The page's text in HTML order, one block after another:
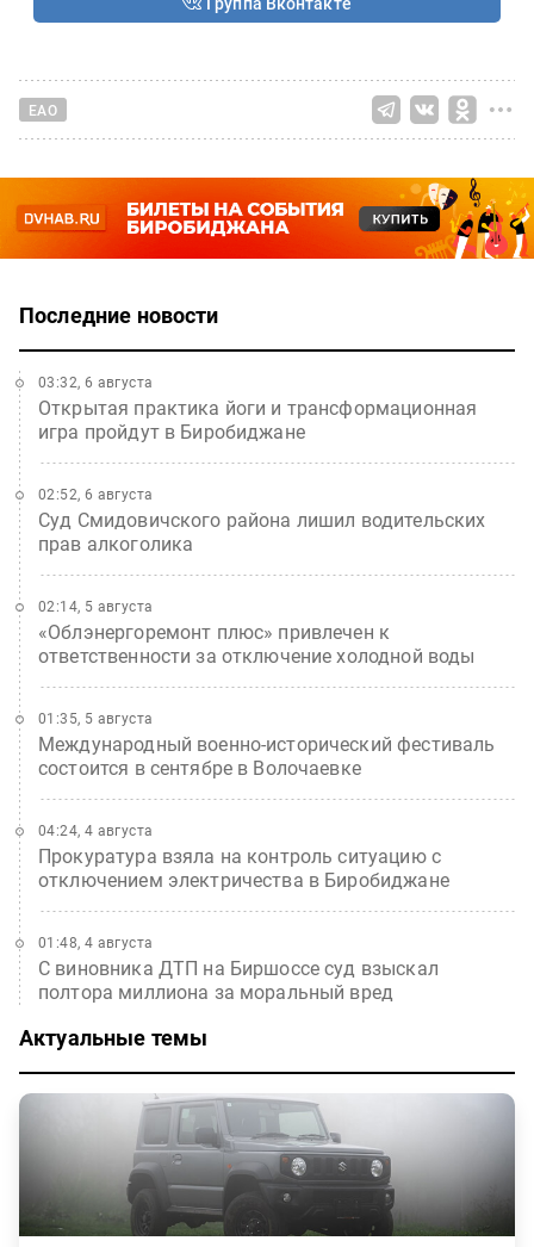
Группа Вконтакте
ЕАО
Последние новости
Открытая практика йоги и трансформационная
игра пройдут в Биробиджане
03:32, 6 августа
Суд Смидовичского района лишил водительских
прав алкоголика
02:52, 6 августа
«Облэнергоремонт плюс» привлечен к
ответственности за отключение холодной воды
02:14, 5 августа
Международный военно-исторический фестиваль
состоится в сентябре в Волочаевке
01:35, 5 августа
Прокуратура взяла на контроль ситуацию с
отключением электричества в Биробиджане
04:24, 4 августа
С виновника ДТП на Биршоссе суд взыскал
полтора миллиона за моральный вред
01:48, 4 августа
Актуальные темы